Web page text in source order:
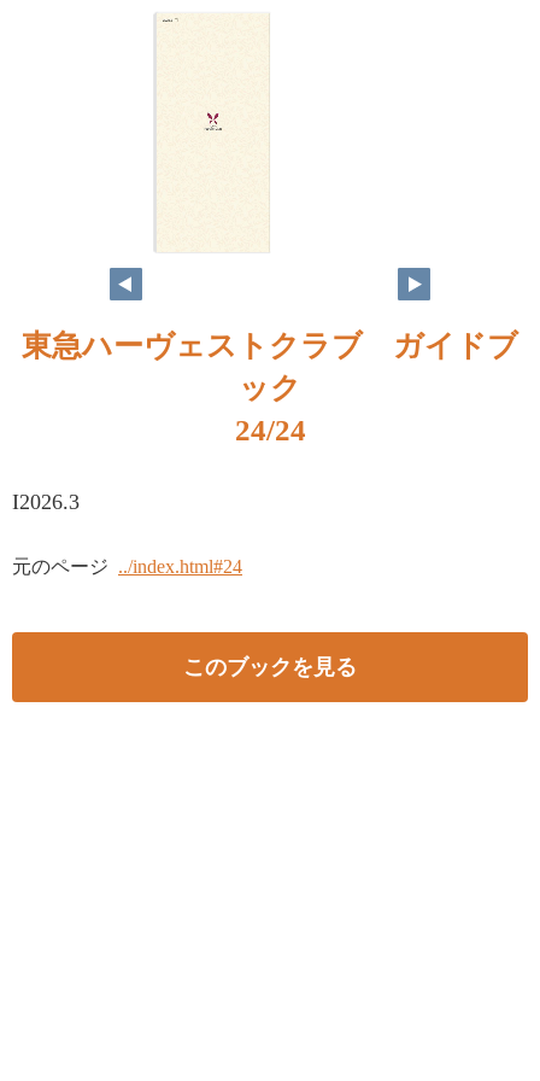
東急ハーヴェストクラブ ガイドブ
ック
24/24
I2026.3
元のページ ../index.html#24
このブックを見る